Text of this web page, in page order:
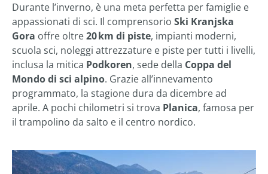
Durante l’inverno, è una meta perfetta per famiglie e
appassionati di sci. Il comprensorio Ski Kranjska
Gora offre oltre20 km di piste, impianti moderni,
scuola sci, noleggi attrezzature e piste per tutti i livelli,
inclusa la mitica Podkoren, sede della Coppa del
Mondo di sci alpino. Grazie all’innevamento
programmato, la stagione dura da dicembre ad
aprile. A pochi chilometri si trova Planica, famosa per
il trampolino da salto e il centro nordico.